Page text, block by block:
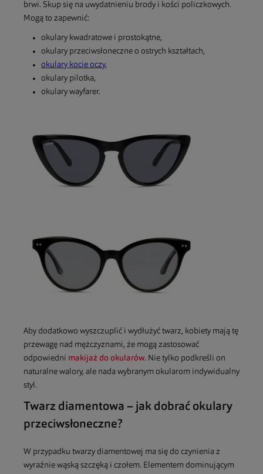
brwi. Skup się na uwydatnieniu brody i kości policzkowych.
Mogą to zapewnić:
okulary kwadratowe i prostokątne,
okulary przeciwsłoneczne o ostrych kształtach,
okulary kocie oczy,
okulary pilotka,
okulary wayfarer.
Aby dodatkowo wyszczuplić i wydłużyć twarz, kobiety mają tę
przewagę nad mężczyznami, że mogą zastosować
odpowiedni makijaż do okularów. Nie tylko podkreśli on
naturalne walory, ale nada wybranym okularom indywidualny
styl.
Twarz diamentowa – jak dobrać okulary
przeciwsłoneczne?
W przypadku twarzy diamentowej ma się do czynienia z
wyraźnie wąską szczęką i czołem. Elementem dominującym